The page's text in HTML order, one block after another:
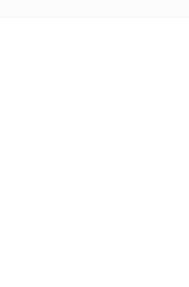
je 5 z 5 hviezdičiek.
je 5 z 5 hviezdičiek.